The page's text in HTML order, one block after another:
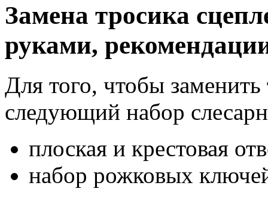
Замена тросика
руками,
Для того, чтобы
следующий набор
плоская и крестовая
набор рожковых